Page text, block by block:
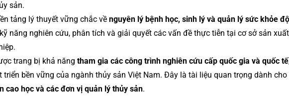
sản.
tảng lý thuyết vững chắc về nguyên lý bệnh học, sinh lý và quản lý sức khỏe
năng nghiên cứu, phân tích và giải quyết các vấn đề thực tiễn tại cơ sở sản
trang bị khả năng tham gia các công trình nghiên cứu cấp quốc gia và quốc tế
triển bền vững của ngành thủy sản Việt Nam. Đây là tài liệu quan trọng dành cho
cao học và các đơn vị quản lý thủy sản.